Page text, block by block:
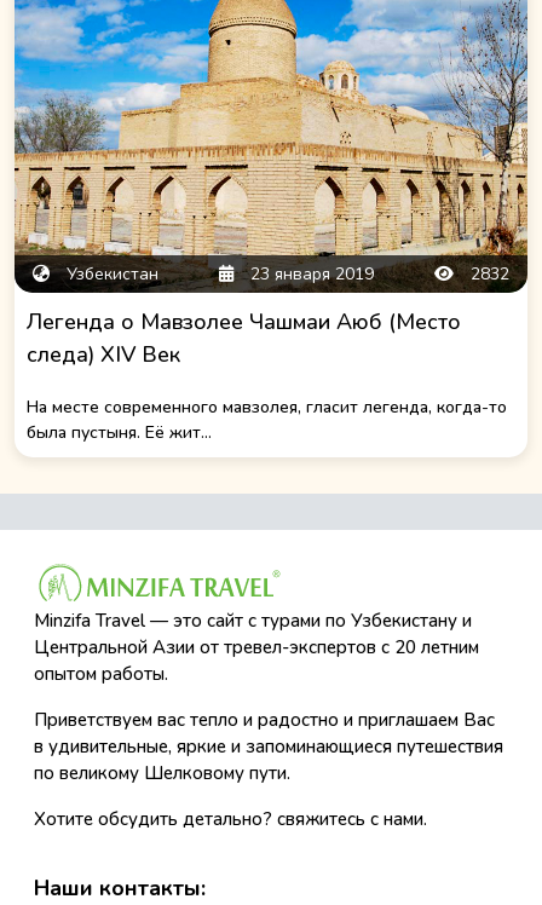
Узбекистан 23 января 2019 2832
Легенда о Мавзолее Чашмаи Аюб (Место
следа) XIV Век
На месте современного мавзолея, гласит легенда, когда-то
была пустыня. Её жит...
Minzifa Travel — это сайт с турами по Узбекистану и
Центральной Азии от тревел-экспертов с 20 летним
опытом работы.
Приветствуем вас тепло и радостно и приглашаем Вас
в удивительные, яркие и запоминающиеся путешествия
по великому Шелковому пути.
Хотите обсудить детально? свяжитесь с нами.
Наши контакты: